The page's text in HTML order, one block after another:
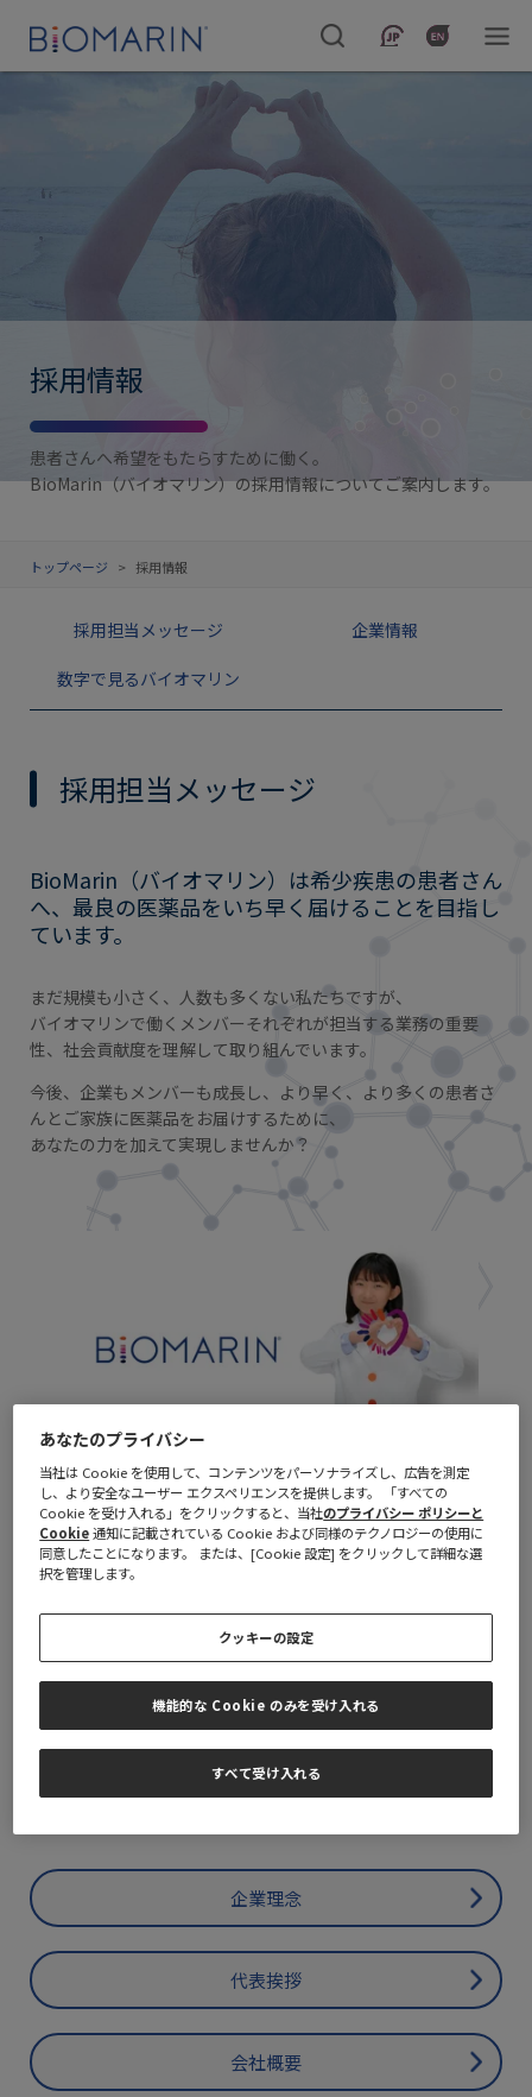
採用情報
患者さんへ希望をもたらすために働く。
BioMarin（バイオマリン）の採用情報についてご案内します。
トップページ > 採用情報
採用担当メッセージ 企業情報
数字で見るバイオマリン
採用担当メッセージ
BioMarin（バイオマリン）は希少疾患の患者さん
へ、 最良の医薬品をいち早く届けることを目指し
ています。
まだ規模も小さく、人数も多くない私たちですが、
バイオマリンで働くメンバーそれぞれが担当する業務の重要
性、社会貢献度を理解して取り組んでいます。
今後、企業もメンバーも成長し、より早く、より多くの患者さ
んとご家族に医薬品をお届けするために、
あなたの力を加えて実現しませんか？
企業情報
BioMarin Pharmaceutical Japan 株式会社の企業理念・企業
情報・沿革・拠点等については下記のページをご覧ください。
企業理念
代表挨拶
会社概要
あなたのプライバシー
当社は Cookie を使用して、コンテンツをパーソナライズし、広告を測定
し、より安全なユーザー エクスペリエンスを提供します。 「すべての
Cookie を受け入れる」をクリックすると、当社のプライバシー ポリシーと
Cookie通知に記載されている Cookie および同様のテクノロジーの使用に
同意したことになります。 または、[Cookie 設定] をクリックして詳細な選
択を管理します。
機能的な Cookie のみを受け入れる
すべて受け入れる
クッキーの設定